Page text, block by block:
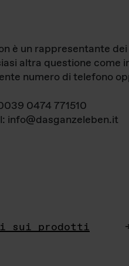
è un rappresentante
altra questione come
numero di telefono
0474 771510
info@dasganzeleben.it
sui prodotti